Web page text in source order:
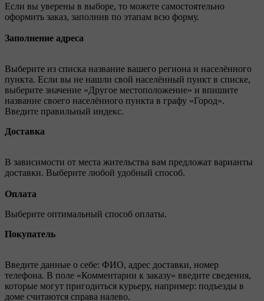
Если вы уверены в выборе, то можете самостоятельно
оформить заказ, заполнив по этапам всю форму.
Заполнение адреса
Выберите из списка название вашего региона и населённого
пункта. Если вы не нашли свой населённый пункт в списке,
выберите значение «Другое местоположение» и впишите
название своего населённого пункта в графу «Город».
Введите правильный индекс.
Доставка
В зависимости от места жительства вам предложат варианты
доставки. Выберите любой удобный способ.
Оплата
Выберите оптимальный способ оплаты.
Покупатель
Введите данные о себе: ФИО, адрес доставки, номер
телефона. В поле «Комментарии к заказу» введите сведения,
которые могут пригодиться курьеру, например: подъезды в
доме считаются справа налево.